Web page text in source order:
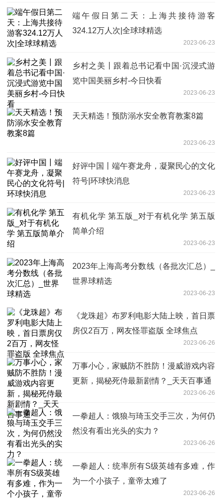
端午假日第二天：上海共接待游客
324.12万人次|全球球精选
2023-06-23
乡村之美丨跟着总书记看中国·沉浸式游
览中国美丽乡村-今日快看
2023-06-23
天天精选！预防溺水安全教育教案8篇
2023-06-23
好评中国丨端午赛龙舟，凝聚民心的文化
符号|环球快消息
2023-06-23
有机化学 第五版_对于有机化学 第五版
简单介绍
2023-06-23
2023年上海高考分数线（各批次汇总）_
世界球精选
2023-06-23
《龙珠超》布罗利电影大陆上映，首日票
房仅2百万，网友怪罪盗版 全球焦点
2023-06-26
万事小心，家贼防不胜防！漫威游戏内容
更新，揭秘死侍最新剧情？_天天百事通
2023-06-26
一拳超人：饿狼与琦玉交手三次，为何仍
然没有看出光头的实力？
2023-06-26
一拳超人：统率所有S级英雄有多难，作
为一个小孩子，童帝太难了
2023-06-26